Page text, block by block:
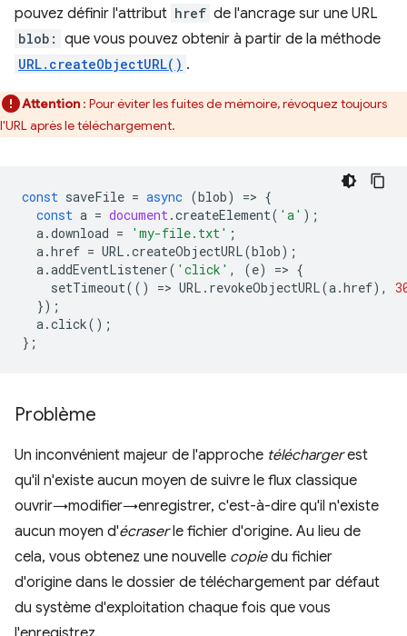
pouvez définir l'attribut href de l'ancrage sur une URL
blob: que vous pouvez obtenir à partir de la méthode
URL.createObjectURL() .
Attention : Pour éviter les fuites de mémoire, révoquez toujours
l'URL après le téléchargement.
const saveFile = async (blob) => {
const a = document.createElement( 'a' );
a.download = 'my-file.txt' ;
a.href = URL .createObjectURL(blob);
a.addEventListener( 'click' , (e) => {
setTimeout(() => URL . revokeObjectURL(a.href),
});
a.click();
};
Problème
Un inconvénient majeur de l'approche téléchargerest
qu'il n'existe aucun moyen de suivre le flux classique
ouvrir→modifier→enregistrer, c'est-à-dire qu'il n'existe
aucun moyen d'écraserle fichier d'origine. Au lieu de
cela, vous obtenez une nouvelle copiedu fichier
d'origine dans le dossier de téléchargement par défaut
du système d'exploitation chaque fois que vous